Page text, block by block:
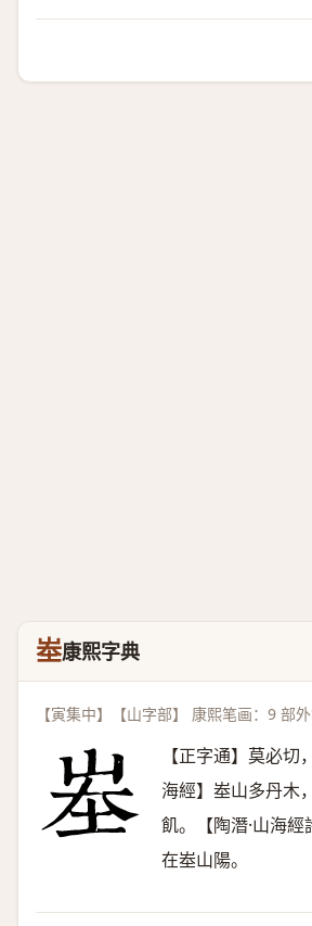
峚康熙字典
【寅集中】【山字部】 康熙笔画：9 部
【正字通】莫必
海經】峚山多丹木
飢。【陶潛·山海
在峚山陽。